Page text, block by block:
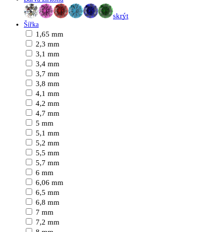
skrýt
Šířka
1,65 mm
2,3 mm
3,1 mm
3,4 mm
3,7 mm
3,8 mm
4,1 mm
4,2 mm
4,7 mm
5 mm
5,1 mm
5,2 mm
5,5 mm
5,7 mm
6 mm
6,06 mm
6,5 mm
6,8 mm
7 mm
7,2 mm